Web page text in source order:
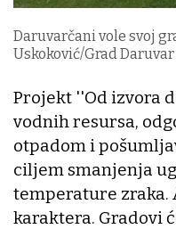
Daruvarčani vole svoj
Uskoković/Grad Daruvar
Projekt ''Od izvora
vodnih resursa,
otpadom i
ciljem smanjenja
temperature zraka.
karaktera. Gradovi